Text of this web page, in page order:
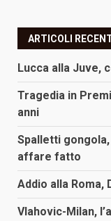
ARTICOLI
Lucca alla Juve,
Tragedia in
anni
Spalletti
affare fatto
Addio alla Roma,
Vlahovic-Milan,